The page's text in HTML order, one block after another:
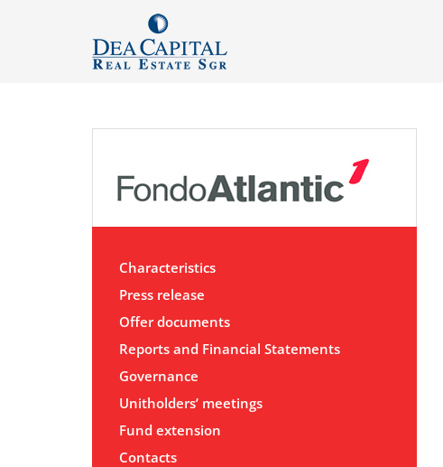
Characteristics
Press release
Offer documents
Reports and Financial Statements
Governance
Unitholders’ meetings
Fund extension
Contacts